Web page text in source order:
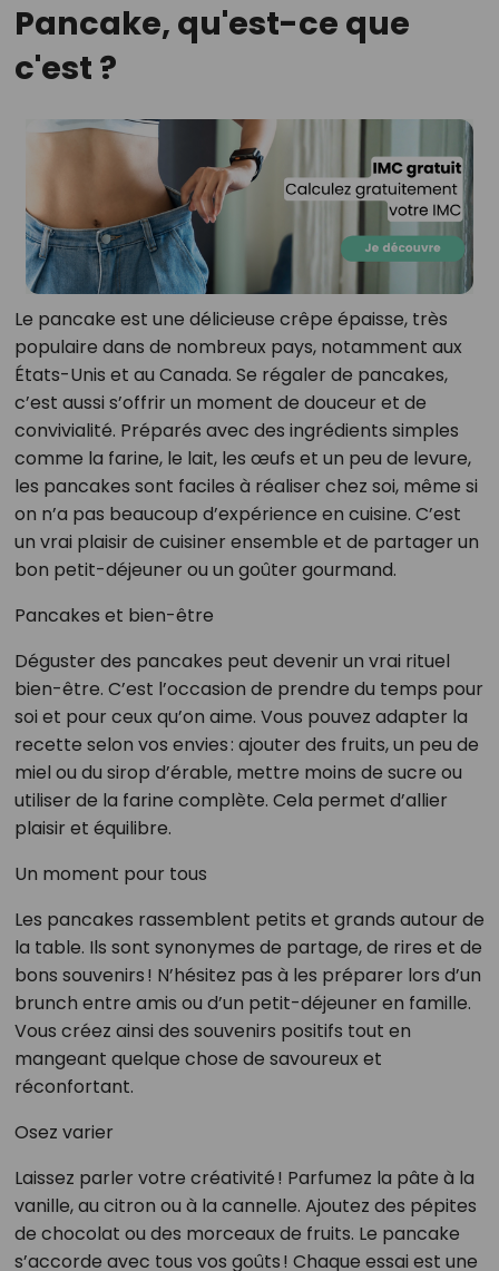
Pancake, qu'est-ce que
c'est ?
Le pancake est une délicieuse crêpe épaisse, très
populaire dans de nombreux pays, notamment aux
États-Unis et au Canada. Se régaler de pancakes,
c’est aussi s’offrir un moment de douceur et de
convivialité. Préparés avec des ingrédients simples
comme la farine, le lait, les œufs et un peu de levure,
les pancakes sont faciles à réaliser chez soi, même si
on n’a pas beaucoup d’expérience en cuisine. C’est
un vrai plaisir de cuisiner ensemble et de partager un
bon petit-déjeuner ou un goûter gourmand.
Pancakes et bien-être
Déguster des pancakes peut devenir un vrai rituel
bien-être. C’est l’occasion de prendre du temps pour
soi et pour ceux qu’on aime. Vous pouvez adapter la
recette selon vos envies : ajouter des fruits, un peu de
miel ou du sirop d’érable, mettre moins de sucre ou
utiliser de la farine complète. Cela permet d’allier
plaisir et équilibre.
Un moment pour tous
Les pancakes rassemblent petits et grands autour de
la table. Ils sont synonymes de partage, de rires et de
bons souvenirs ! N’hésitez pas à les préparer lors d’un
brunch entre amis ou d’un petit-déjeuner en famille.
Vous créez ainsi des souvenirs positifs tout en
mangeant quelque chose de savoureux et
réconfortant.
Osez varier
Laissez parler votre créativité ! Parfumez la pâte à la
vanille, au citron ou à la cannelle. Ajoutez des pépites
de chocolat ou des morceaux de fruits. Le pancake
s’accorde avec tous vos goûts ! Chaque essai est une